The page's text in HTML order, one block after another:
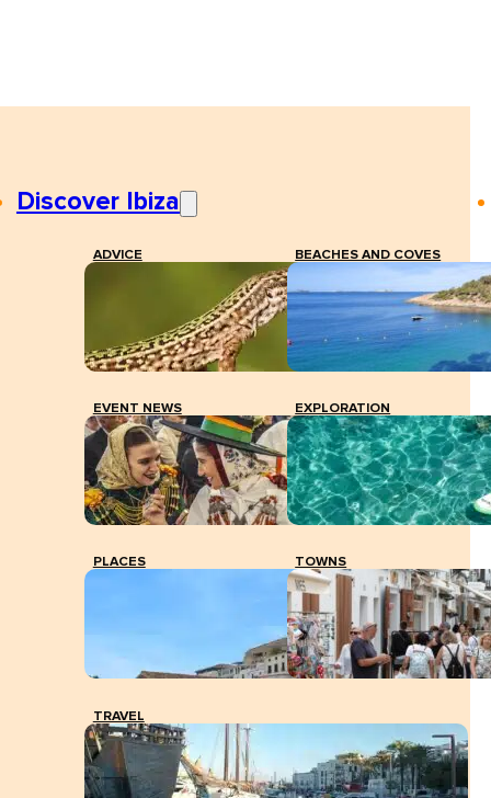
Discover Ibiza
ADVICE BEACHES AND COVES
EVENT NEWS EXPLORATION
PLACES TOWNS
TRAVEL